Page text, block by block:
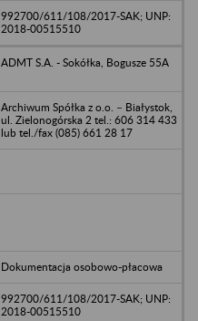
992700/611/108/2017-SAK; UNP:
2018-00515510
ADMT S.A. - Sokółka, Bogusze 55A
Archiwum Spółka z o.o. – Białystok,
ul. Zielonogórska 2 tel.: 606 314 433
lub tel./fax (085) 661 28 17
Dokumentacja osobowo-płacowa
992700/611/108/2017-SAK; UNP:
2018-00515510